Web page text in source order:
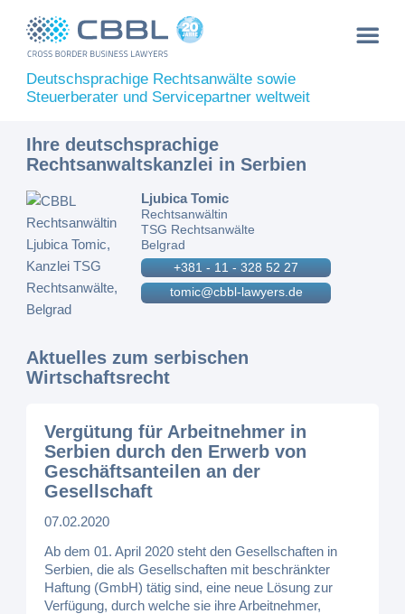
Deutschsprachige Rechtsanwälte sowie
Steuerberater und Servicepartner weltweit
Ihre deutschsprachige
Rechtsanwaltskanzlei in Serbien
Ljubica Tomic
Rechtsanwältin
TSG Rechtsanwälte
Belgrad
+381 - 11 - 328 52 27
tomic@cbbl-lawyers.de
Aktuelles zum serbischen
Wirtschaftsrecht
Vergütung für Arbeitnehmer in
Serbien durch den Erwerb von
Geschäftsanteilen an der
Gesellschaft
07.02.2020
Ab dem 01. April 2020 steht den Gesellschaften in
Serbien, die als Gesellschaften mit beschränkter
Haftung (GmbH) tätig sind, eine neue Lösung zur
Verfügung, durch welche sie ihre Arbeitnehmer,